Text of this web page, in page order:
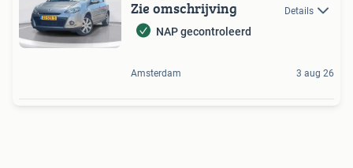
Zie omschrijving Details
NAP gecontroleerd
Amsterdam 3 aug 26